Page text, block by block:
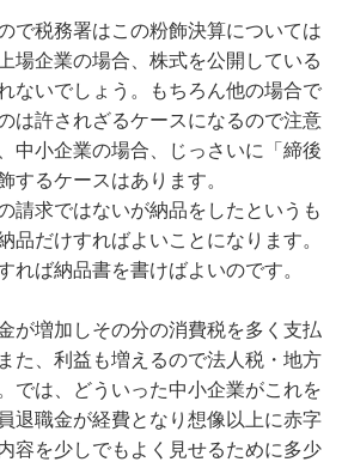
で税務署はこの粉飾決算については
場企業の場合、株式を公開している
ないでしょう。もちろん他の場合で
は許されざるケースになるので注意
中小企業の場合、じっさいに「締後
するケースはあります。
請求ではないが納品をしたというも
品だけすればよいことになります。
れば納品書を書けばよいのです。
が増加しその分の消費税を多く支払
た、利益も増えるので法人税・地方
では、どういった中小企業がこれを
退職金が経費となり想像以上に赤字
容を少しでもよく見せるために多少